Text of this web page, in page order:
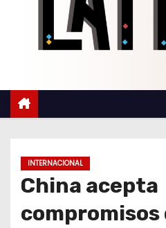
INTERNACIONAL
China acepta
compromisos